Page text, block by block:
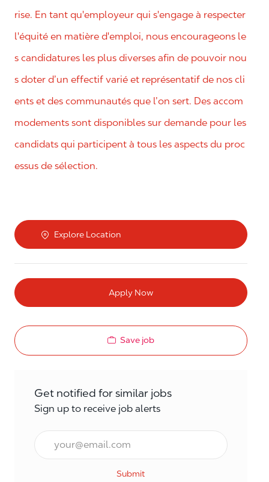
rise. En tant qu'employeur qui s'engage à respecter
l'équité en matière d'emploi, nous encourageons le
s candidatures les plus diverses afin de pouvoir nou
s doter d’un effectif varié et représentatif de nos cli
ents et des communautés que l’on sert. Des accom
modements sont disponibles sur demande pour les
candidats qui participent à tous les aspects du proc
essus de sélection.
Explore Location
Apply Now
Save job
Get notified for similar jobs
Sign up to receive job alerts
Email*
Submit